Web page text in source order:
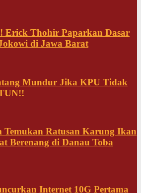
Erick Thohir Paparkan Dasar
di Jawa Barat
Mundur Jika KPU Tidak
Temukan Ratusan Karung Ikan
Berenang di Danau Toba
Internet 10G Pertama